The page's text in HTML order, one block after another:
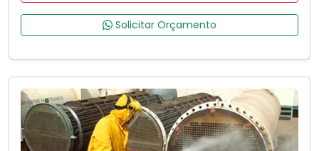
Solicitar Orçamento